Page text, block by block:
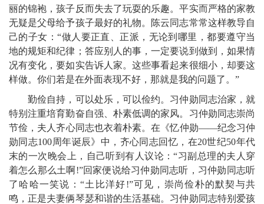
丽的锦袍，孩子反而失去了玩耍的乐趣。平实而严格的家教
无疑是父母给予孩子最好的礼物。陈云同志常常这样教导自
己的子女：“做人要正直、正派，无论到哪里，都要遵守当
地的规矩和纪律；答应别人的事，一定要说到做到，如果情
况有变化，要如实告诉人家。这些事看起来很细小，却要这
样做。你们若是在外面表现不好，那就是我的问题了。”
勤俭自持，可以处乐，可以俭约。习仲勋同志治家，就
特别注重培育勤奋自强、朴素低调的家风。习仲勋同志崇尚
节俭，夫人齐心同志也衣着朴素。在《忆仲勋——纪念习仲
勋同志100周年诞辰》中，齐心同志回忆，在20世纪50年代
末的一次晚会上，自己听到有人议论：“习副总理的夫人穿
着怎么那么土啊!”回家便说给习仲勋同志听，习仲勋同志听
了哈哈一笑说：“土比洋好!”可见，崇尚俭朴的默契与共
鸣，正是夫妻俩琴瑟和谐的生活基础。习仲勋同志特别爱孩